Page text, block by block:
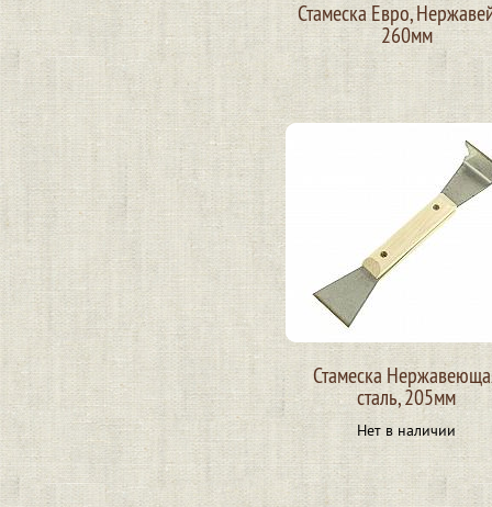
Стамеска Евро,
260мм
Стамеска
сталь, 205мм
Нет в наличии